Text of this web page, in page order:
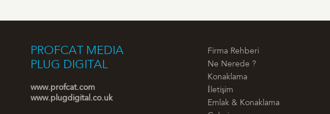
PROFCAT MEDIA
PLUG DIGITAL
www.profcat.com
www.plugdigital.co.uk
Firma Rehberi
Ne Nerede ?
Konaklama
İletişim
Emlak & Konaklama